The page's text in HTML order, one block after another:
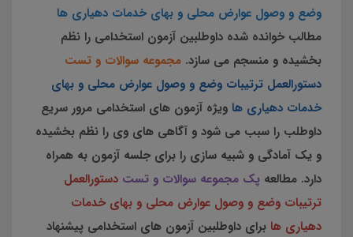
وضع و وصول عوارض محلی و بهای خدمات دهیاری ها
مطالب خوانده شده داوطلبین آزمون استخدامی را نظم
بخشیده و منسجم می سازد. مجموعه سوالات و تست
دستورالعمل ترتیبات وضع و وصول عوارض محلی و بهای
خدمات دهیاری ها ویژه آزمون های استخدامی مرور سریع
داوطلب را سبب می شود و آگاهی های وی را نظم بخشیده
و یک آمادگی و شبیه سازی را برای جلسه آزمون به همراه
دارد. مطالعه پک مجموعه سوالات و تست دستورالعمل
ترتیبات وضع و وصول عوارض محلی و بهای خدمات
دهیاری ها برای داوطلبین آزمون های استخدامی پیشنهاد